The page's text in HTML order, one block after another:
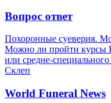
Вопрос ответ
Похоронные суеверия.
Можно ли пройти курсы
или средне-
Склеп
World Funeral News